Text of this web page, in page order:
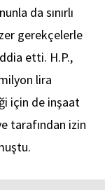
da sınırlı
gerekçelerle
etti. H.P.,
lira
için de inşaat
tarafından izin